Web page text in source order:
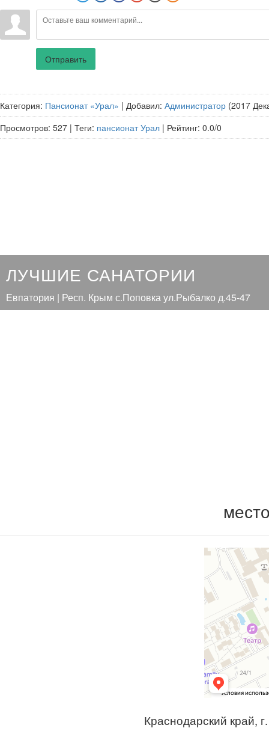
Отправить
Категория: Пансионат «Урал» | Добавил: Администратор (2017
Просмотров: 527 | Теги: пансионат Урал | Рейтинг: 0.0/0
ЛУЧШИЕ САНАТОРИИ
Евпатория | Респ. Крым с.Поповка ул.Рыбалко д.45-47
Краснодарский край,